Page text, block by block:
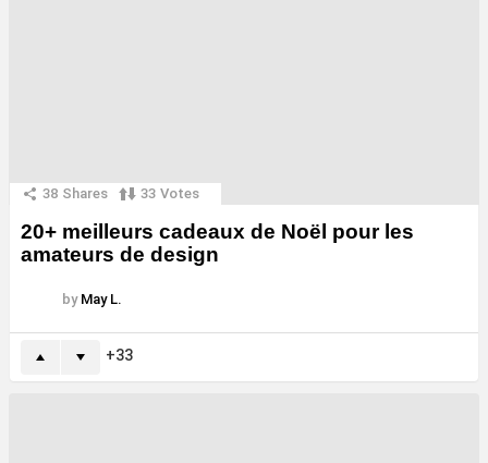
38 Shares 33 Votes
20+ meilleurs cadeaux de Noël pour les
amateurs de design
by May L.
33